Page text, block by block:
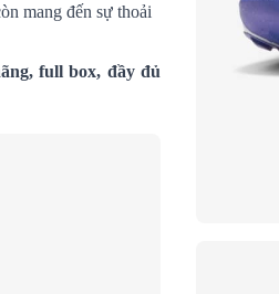
mang đến sự thoải
full box, đầy đủ